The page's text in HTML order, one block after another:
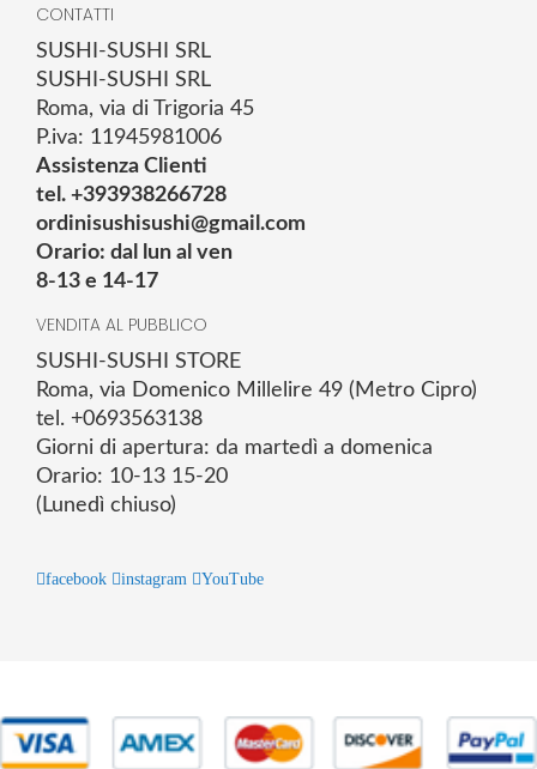
CONTATTI
SUSHI-SUSHI SRL
SUSHI-SUSHI SRL
Roma, via di Trigoria 45
P.iva: 11945981006
Assistenza Clienti
tel. +393938266728
ordinisushisushi@gmail.com
Orario: dal lun al ven
8-13 e 14-17
VENDITA AL PUBBLICO
SUSHI-SUSHI STORE
Roma, via Domenico Millelire 49 (Metro Cipro)
tel. +0693563138
Giorni di apertura: da martedì a domenica
Orario: 10-13 15-20
(Lunedì chiuso)
facebook instagram YouTube